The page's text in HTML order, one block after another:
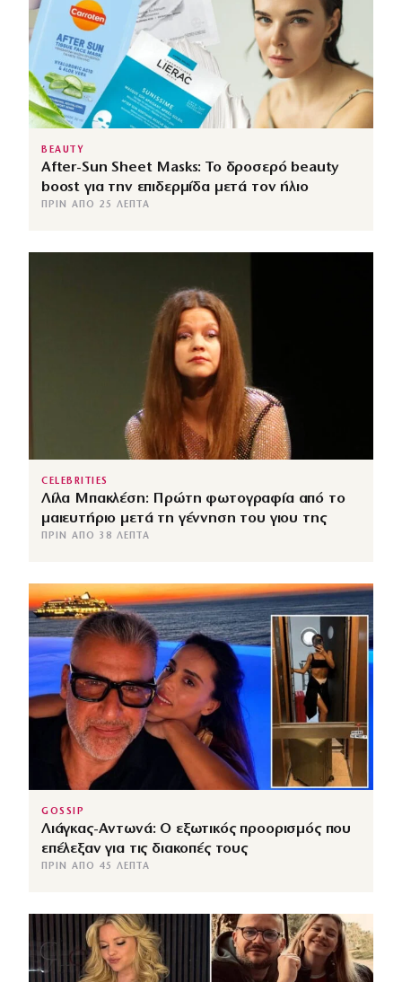
BEAUTY
After-Sun Sheet Masks: Το δροσερό beauty
boost για την επιδερμίδα μετά τον ήλιο
ΠΡΙΝ ΑΠΌ 25 ΛΕΠΤΆ
CELEBRITIES
Λίλα Μπακλέση: Πρώτη φωτογραφία από το
μαιευτήριο μετά τη γέννηση του γιου της
ΠΡΙΝ ΑΠΌ 38 ΛΕΠΤΆ
GOSSIP
Λιάγκας-Αντωνά: Ο εξωτικός προορισμός που
επέλεξαν για τις διακοπές τους
ΠΡΙΝ ΑΠΌ 45 ΛΕΠΤΆ